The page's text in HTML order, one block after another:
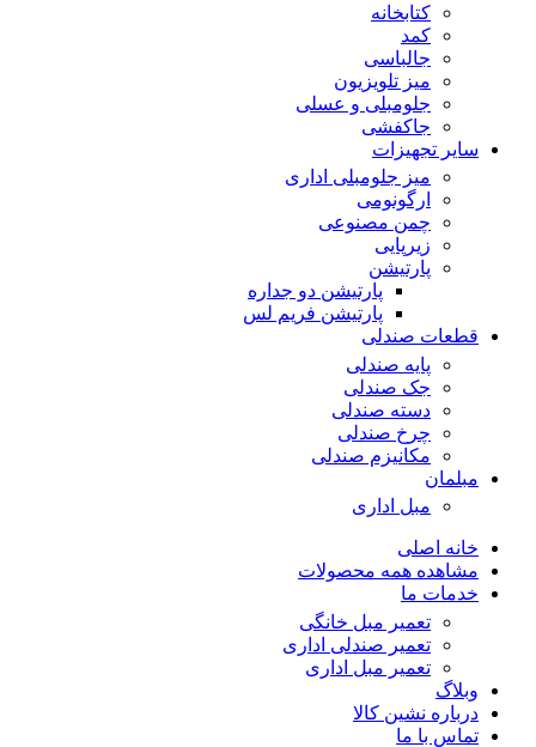
کتابخانه
کمد
جالباسی
میز تلویزیون
جلومبلی و عسلی
جاکفشی
سایر تجهیزات
میز جلومبلی اداری
ارگونومی
چمن مصنوعی
زیرپایی
پارتیشن
پارتیشن دو جداره
پارتیشن فریم لس
قطعات صندلی
پایه صندلی
جک صندلی
دسته صندلی
چرخ صندلی
مکانیزم صندلی
مبلمان
مبل اداری
خانه اصلی
مشاهده همه محصولات
خدمات ما
تعمیر مبل خانگی
تعمیر صندلی اداری
تعمیر مبل اداری
وبلاگ
درباره نشین کالا
تماس با ما